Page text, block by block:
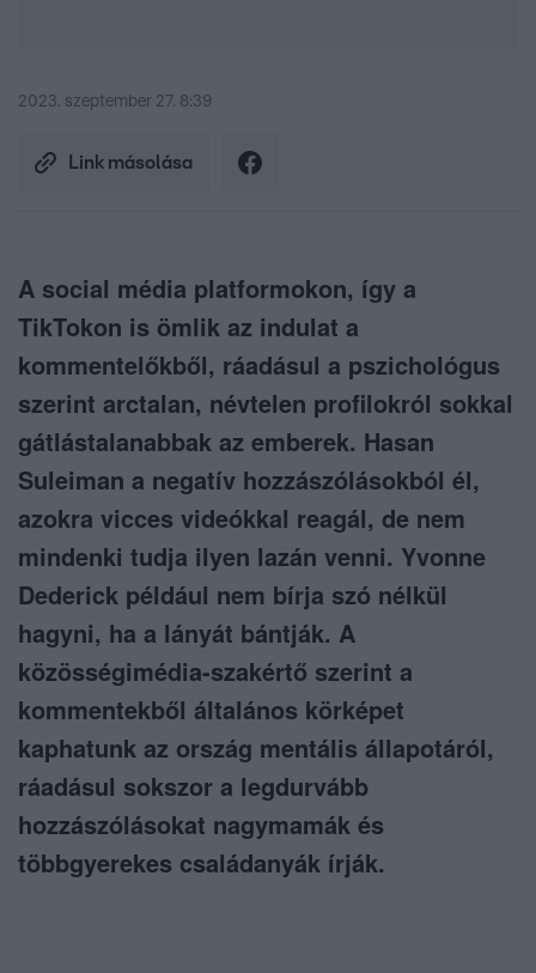
2023. szeptember 27. 8:39
Link másolása
A social média platformokon, így a
TikTokon is ömlik az indulat a
kommentelőkből, ráadásul a pszichológus
szerint arctalan, névtelen profilokról sokkal
gátlástalanabbak az emberek. Hasan
Suleiman a negatív hozzászólásokból él,
azokra vicces videókkal reagál, de nem
mindenki tudja ilyen lazán venni. Yvonne
Dederick például nem bírja szó nélkül
hagyni, ha a lányát bántják. A
közösségimédia-szakértő szerint a
kommentekből általános körképet
kaphatunk az ország mentális állapotáról,
ráadásul sokszor a legdurvább
hozzászólásokat nagymamák és
többgyerekes családanyák írják.